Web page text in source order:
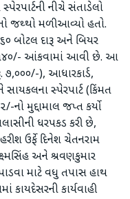
નીચે સંતાડેલો
જથ્થો મળી આવ્યો હતો.
બોટલ દારૂ અને બિયર
આંકવામાં આવી છે. આ
), આધારકાર્ડ,
સ્પેરપાર્ટ (કિંમત
મુદ્દામાલ જપ્ત કર્યો
ધરપકડ કરી છે,
ઉર્ફે દિનેશ ચેતનરામ
અને શ્રવણકુમાર
માટે વધુ તપાસ હાથ
કાયદેસરની કાર્યવાહી